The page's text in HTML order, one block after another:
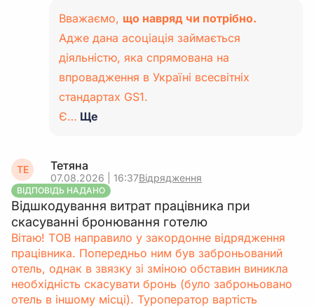
Вважаємо, що навряд чи потрібно.
Адже дана асоціація займається
діяльністю, яка спрямована на
впровадження в Україні всесвітніх
стандартах GS1.
Є… Ще
ТЕ Тетяна
07.08.2026 | 16:37Відрядження
ВІДПОВІДЬ НАДАНО
Відшкодування витрат працівника при
скасуванні бронювання готелю
Вітаю! ТОВ направило у закордонне відрядження
працівника. Попередньо ним був заброньований
отель, однак в звязку зі зміною обставин виникла
необхідність скасувати бронь (було заброньовано
отель в іншому місці). Туроператор вартість